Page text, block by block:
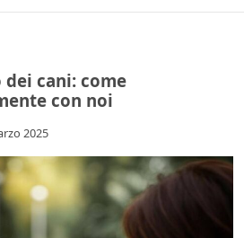
cani: come
con noi
2025